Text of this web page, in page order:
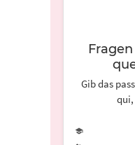
Gib das
qui,